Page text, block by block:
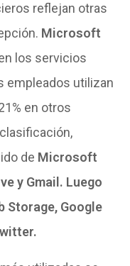
reflejan otras
Microsoft
los servicios
empleados utilizan
en otros
de Microsoft
y Gmail. Luego
Storage, Google